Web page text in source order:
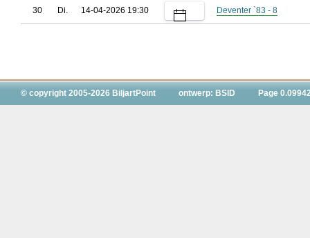
30 Di. 14-04-2026 19:30 Deventer `83 - 8
© copyright 2005-2026 BiljartPoint ontwerp: BSID Page